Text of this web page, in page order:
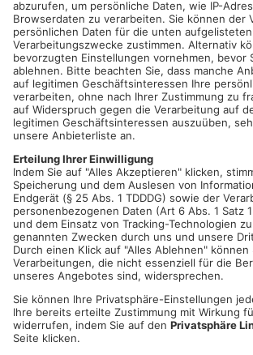
Die Montessorischule nimmt mit der
an dem Programm teil. Sie gründeten die
Müse und bewirtschaften auch in diesem
Gemüseacker. Beim Herbstfest verkauften
Gartenprodukte und versteigerten die selbst
Kürbisse.
„Selbstverständlich sollen die Kinder von
profitieren und so werden die Eltern als
Gemüses in das Programm mit
Direktorin Daniela Bergmann.
Interessierte konnten sich im Anschluss der
Gartenbesichtigung anschließen.
Auf dem Herbstfest haben einige
Elternarbeit mit einem Informationsstand
die Gelegenheit gegeben, in Kontakt zu
Spendentisch konnten Eltern spenden, um
umsetzen zu können. Die Grundschulklasesn
Kooperation mit dem Landschulheim
Aktionen, Ausflüge und Projekte rund um
Umweltschutz. Die Sekundarstufe hat sich
Anbieter von Workshops in englischer